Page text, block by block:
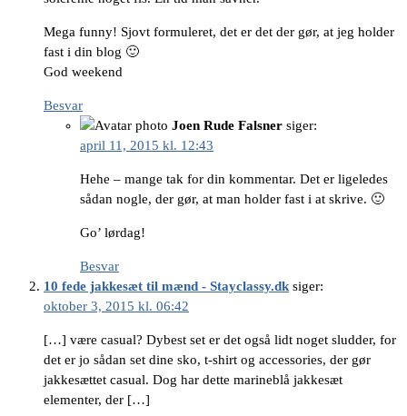
Mega funny! Sjovt formuleret, det er det der gør, at jeg holder
fast i din blog 🙂
God weekend
Besvar
Joen Rude Falsner siger:
april 11, 2015 kl. 12:43
Hehe – mange tak for din kommentar. Det er ligeledes
sådan nogle, der gør, at man holder fast i at skrive. 🙂
Go’ lørdag!
Besvar
10 fede jakkesæt til mænd - Stayclassy.dk siger:
oktober 3, 2015 kl. 06:42
[…] være casual? Dybest set er det også lidt noget sludder, for
det er jo sådan set dine sko, t-shirt og accessories, der gør
jakkesættet casual. Dog har dette marineblå jakkesæt
elementer, der […]